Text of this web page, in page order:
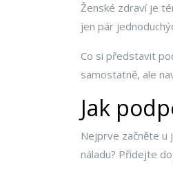
Ženské zdraví je
jen pár
Co si představit
samostatně, ale
Jak
Nejprve začněte u
náladu? Přidejte